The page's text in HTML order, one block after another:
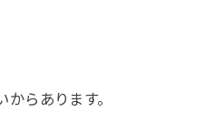
らあります。